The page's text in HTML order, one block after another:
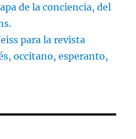
de la conciencia, del
para la revista
occitano, esperanto,